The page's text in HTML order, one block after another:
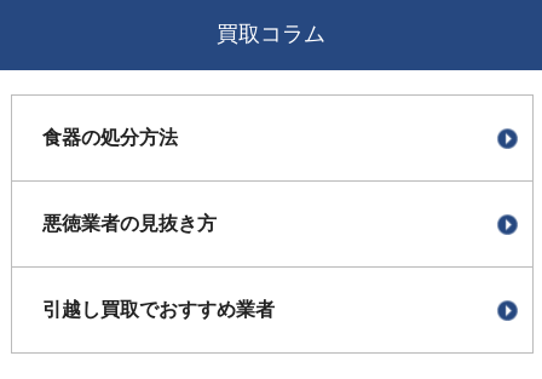
買取コラム
食器の処分方法
悪徳業者の見抜き方
引越し買取でおすすめ業者